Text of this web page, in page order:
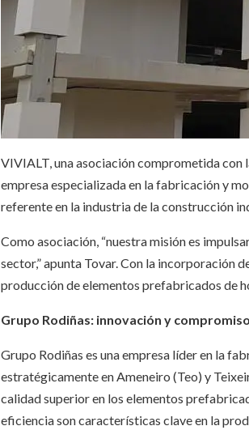
VIVIALT, una asociación comprometida
empresa especializada en la fabricación y
referente en la industria de la construcción
Como asociación, “nuestra misión es
sector,” apunta Tovar. Con la incorporación
producción de elementos prefabricados de
Grupo Rodiñas: innovación y compromiso
Grupo Rodiñas es una empresa líder en la
estratégicamente en Ameneiro (Teo) y
calidad superior en los elementos
eficiencia son características clave en la